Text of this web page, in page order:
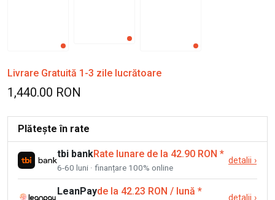
Livrare Gratuită 1-3 zile lucrătoare
1,440.00 RON
Plătește în rate
tbi bankRate lunare de la 42.90 RON *
6-60 luni · finanțare 100% online
detalii ›
LeanPayde la 42.23 RON / lună *